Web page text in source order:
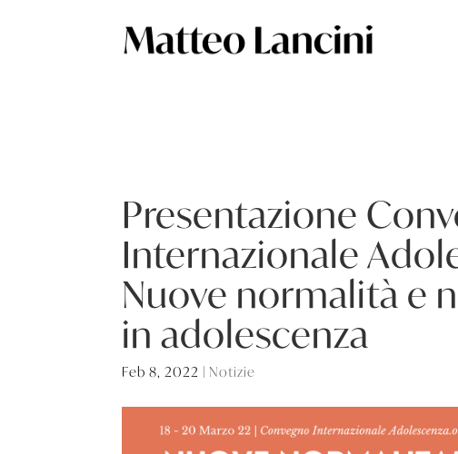
Presentazione
Internazionale
Nuove normalità e
in adolescenza
Feb 8, 2022 | Notizie